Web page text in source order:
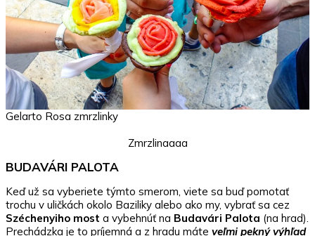
Gelarto Rosa zmrzlinky
Zmrzlinaaaa
BUDAVÁRI PALOTA
Keď už sa vyberiete týmto smerom, viete sa buď pomotať
trochu v uličkách okolo Baziliky alebo ako my, vybrať sa cez
Széchenyiho most a vybehnúť na Budavári Palota (na hrad).
Prechádzka je to príjemná a z hradu máte veľmi pekný výhľad